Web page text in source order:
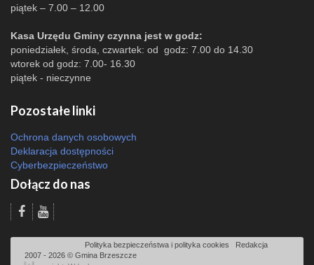
piątek – 7.00 – 12.00
Kasa Urzędu Gminy czynna jest w godz:
poniedziałek, środa, czwartek: od godz: 7.00 do 14.30
wtorek od godz: 7.00- 16.30
piątek - nieczynne
Pozostałe linki
Ochrona danych osobowych
Deklaracja dostępności
Cyberbezpieczeństwo
Dołącz do nas
Polityka bezpieczeństwa i polityka cookies Redakcja
2007 - 2026 © Gmina Brzeszcze